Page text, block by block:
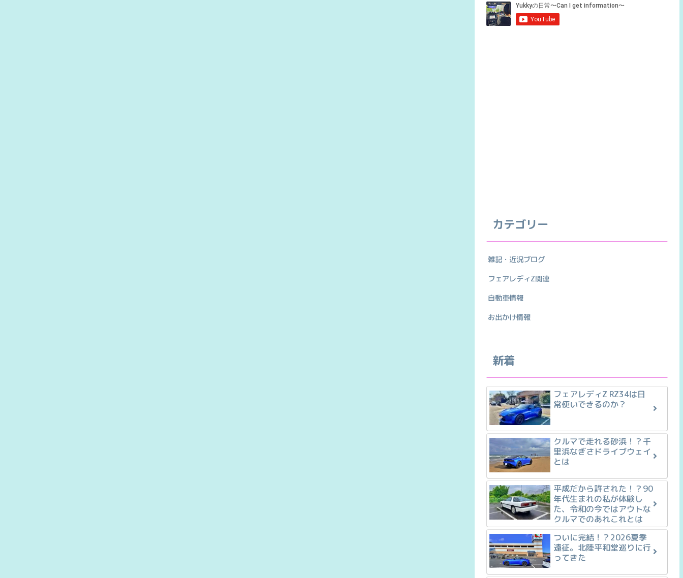
カテゴリー
雑記・近況ブログ
フェアレディZ関連
自動車情報
お出かけ情報
新着
フェアレディZ RZ34は日
常使いできるのか？
クルマで走れる砂浜！？千
里浜なぎさドライブウェイ
とは
平成だから許された！？90
年代生まれの私が体験し
た、令和の今ではアウトな
クルマでのあれこれとは
ついに完結！？2026夏季
遠征。北陸平和堂巡りに行
ってきた